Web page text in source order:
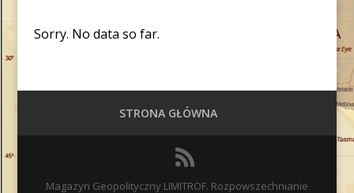
Sorry. No data so far.
STRONA GŁÓWNA
Magazyn Geopolityczny LIMITROF. Rozpowszechnianie